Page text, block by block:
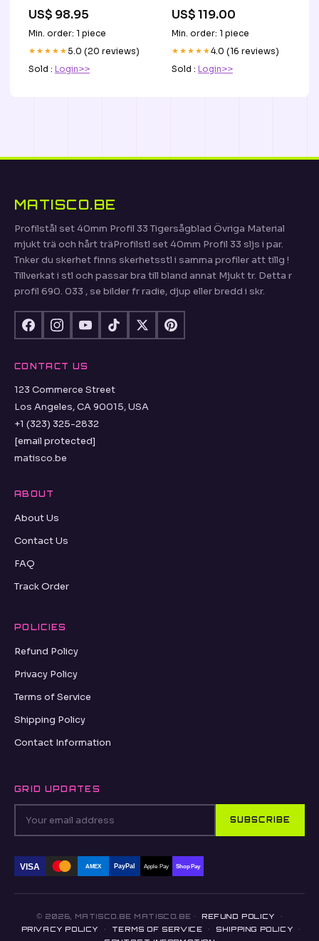
US$ 98.95
Min. order: 1 piece
★★★★★5.0 (20 reviews)
Sold : Login>>
US$ 119.00
Min. order: 1 piece
★★★★★4.0 (16 reviews)
Sold : Login>>
MATISCO.BE
Profilstål set 40mm Profil 33 Tigersågblad Övriga Material
mjukt trä och hårt träProfilstl set 40mm Profil 33 sljs i par.
Tnker du skerhet finns skerhetsstl i samma profiler att tillg !
Tillverkat i stl och passar bra till bland annat Mjukt tr. Detta r
profil 690. 033 , se bilder fr radie, djup eller bredd i skr.
CONTACT US
123 Commerce Street
Los Angeles, CA 90015, USA
+1 (323) 325-2832
[email protected]
matisco.be
ABOUT
About Us
Contact Us
FAQ
Track Order
POLICIES
Refund Policy
Privacy Policy
Terms of Service
Shipping Policy
Contact Information
GRID UPDATES
SUBSCRIBE
VISA AMEX PayPal Apple Pay Shop Pay
© 2026, MATISCO.BE MATISCO.BE · REFUND POLICY
·
PRIVACY POLICY
· TERMS OF SERVICE · SHIPPING POLICY
·